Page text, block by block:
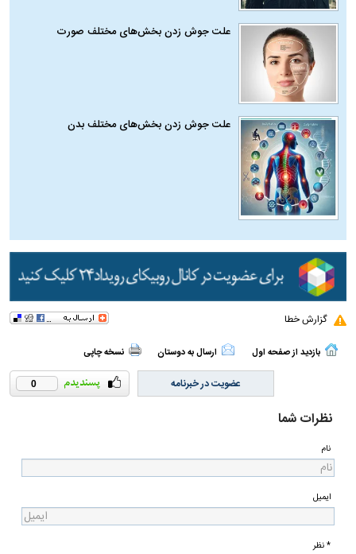
علت جوش زدن بخش‌های مختلف صورت
علت جوش زدن بخش‌های مختلف بدن
گزارش خطا
بازدید از صفحه اول ارسال به دوستان نسخه چاپی
0 عضویت در خبرنامه
نظرات شما
نام
ایمیل
* نظر